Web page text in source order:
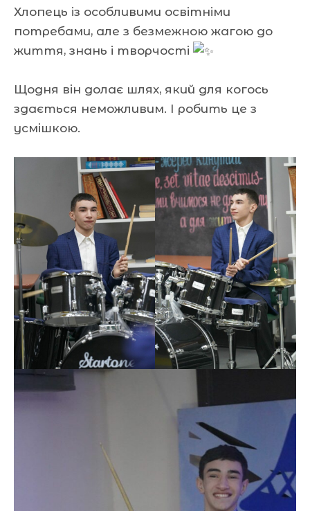
Хлопець із особливими освітніми
потребами, але з безмежною жагою до
життя, знань і творчості
Щодня він долає шлях, який для когось
здається неможливим. І робить це з
усмішкою.